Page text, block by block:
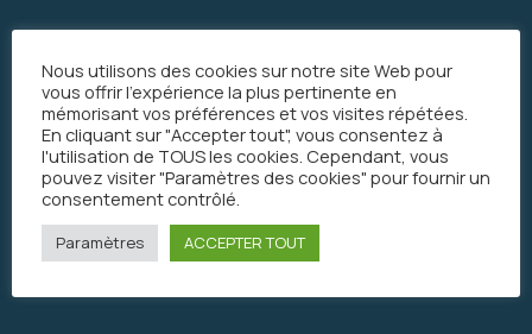
Nous utilisons des cookies sur notre site Web pour
vous offrir l'expérience la plus pertinente en
mémorisant vos préférences et vos visites répétées.
En cliquant sur "Accepter tout", vous consentez à
l'utilisation de TOUS les cookies. Cependant, vous
pouvez visiter "Paramètres des cookies" pour fournir un
consentement contrôlé.
Paramètres ACCEPTER TOUT